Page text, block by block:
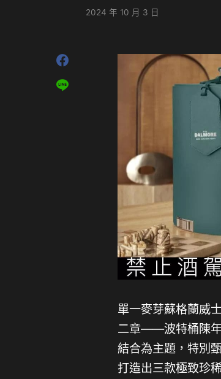
2024 年 10 月 3 日
單一麥芽蘇格蘭威
二章——波特桶陳年
結合為主題，特別
打造出三款極致珍